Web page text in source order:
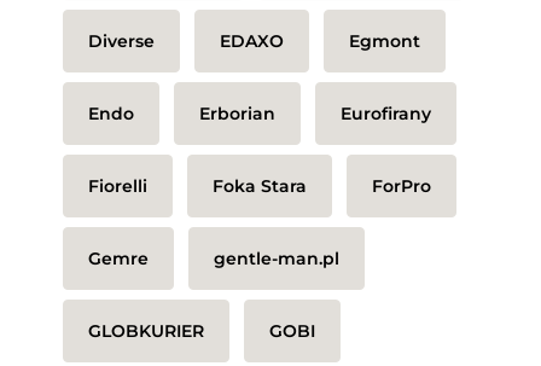
Diverse EDAXO Egmont
Endo Erborian Eurofirany
Fiorelli Foka Stara ForPro
Gemre gentle-man.pl
GLOBKURIER GOBI